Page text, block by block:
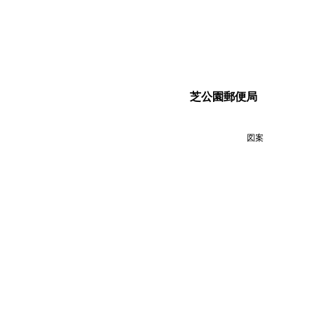
芝公園郵便局
図案